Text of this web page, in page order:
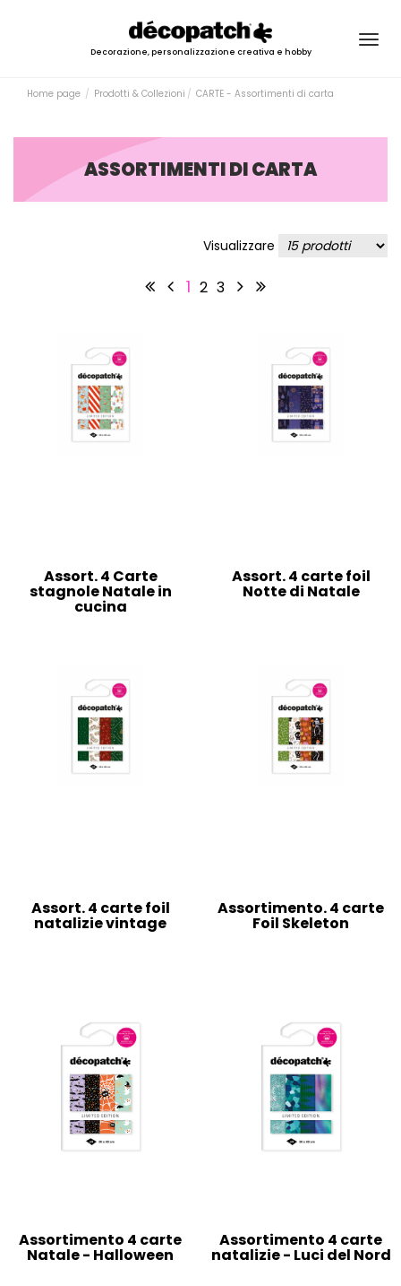
Decorazione, personalizzazione creativa e hobby
Home page Prodotti & Collezioni CARTE - Assortimenti di carta
ASSORTIMENTI DI CARTA
Visualizzare
1 2 3
Assort. 4 Carte
stagnole Natale in
cucina
Assort. 4 carte foil
Notte di Natale
Assort. 4 carte foil
natalizie vintage
Assortimento. 4 carte
Foil Skeleton
Assortimento 4 carte
Natale - Halloween
Assortimento 4 carte
natalizie - Luci del Nord